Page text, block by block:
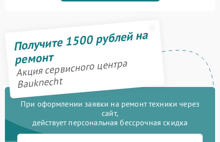
Получите 1500 рублей на
ремонт
Акция сервисного центра
Bauknecht
При оформлении заявки на ремонт техники через
сайт,
действует персональная бессрочная скидка